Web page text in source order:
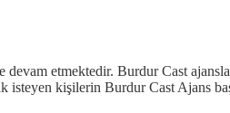
etmektedir. Burdur Cast
kişilerin Burdur Cast Ajans